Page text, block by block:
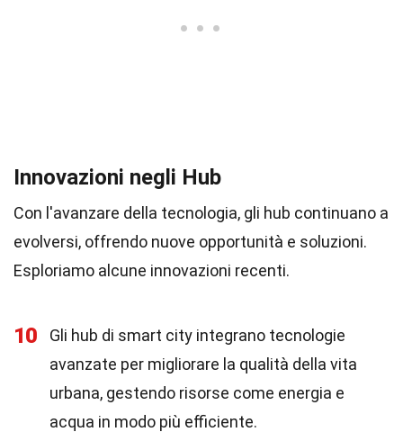
Innovazioni negli Hub
Con l'avanzare della tecnologia, gli hub continuano a
evolversi, offrendo nuove opportunità e soluzioni.
Esploriamo alcune innovazioni recenti.
10
Gli hub di smart city integrano tecnologie
avanzate per migliorare la qualità della vita
urbana, gestendo risorse come energia e
acqua in modo più efficiente.